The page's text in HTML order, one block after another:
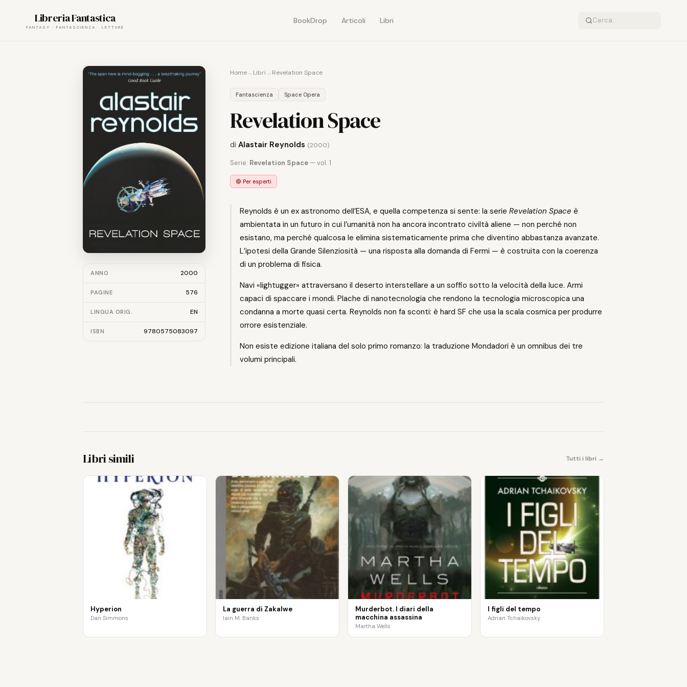
content
Libreria Fantastica BookDrop Articoli Libri
ANNO 2000
PAGINE 576
LINGUA ORIG. EN
ISBN 9780575083097
Home→ Libri→ Revelation Space
Fantascienza Space Opera
Revelation Space
di Alastair Reynolds (2000)
Serie: Revelation Space — vol. 1
🔴 Per esperti
Reynolds è un ex astronomo dell’ESA, e quella competenza si sente: la serie Revelation Space è
ambientata in un futuro in cui l’umanità non ha ancora incontrato civiltà aliene — non perché non
esistano, ma perché qualcosa le elimina sistematicamente prima che diventino abbastanza avanzate.
L’ipotesi della Grande Silenziosità — una risposta alla domanda di Fermi — è costruita con la coerenza
di un problema di fisica.
Navi «lightugger» attraversano il deserto interstellare a un soffio sotto la velocità della luce. Armi
capaci di spaccare i mondi. Plache di nanotecnologia che rendono la tecnologia microscopica una
condanna a morte quasi certa. Reynolds non fa sconti: è hard SF che usa la scala cosmica per produrre
orrore esistenziale.
Non esiste edizione italiana del solo primo romanzo: la traduzione Mondadori è un omnibus dei tre
volumi principali.
Libri simili Tutti i libri →
Hyperion
Dan Simmons
La guerra di Zakalwe
Iain M. Banks
Murderbot. I diari della
macchina assassina
Martha Wells
I figli del tempo
Adrian Tchaikovsky